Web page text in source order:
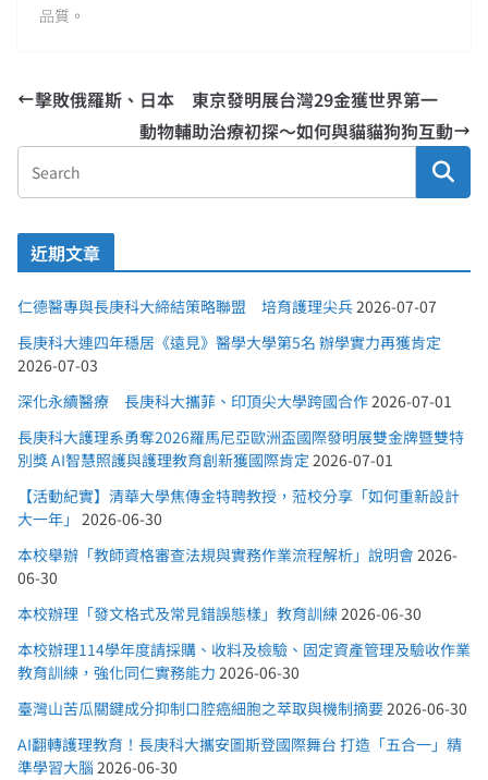
品質。
擊敗俄羅斯、日本 東京發明展台灣29金獲世界第一
動物輔助治療初探〜如何與貓貓狗狗互動
近期文章
仁德醫專與長庚科大締結策略聯盟 培育護理尖兵2026-07-07
長庚科大連四年穩居《遠見》醫學大學第5名 辦學實力再獲肯定
2026-07-03
深化永續醫療 長庚科大攜菲、印頂尖大學跨國合作2026-07-01
長庚科大護理系勇奪2026羅馬尼亞歐洲盃國際發明展雙金牌暨雙特
別獎 AI智慧照護與護理教育創新獲國際肯定 2026-07-01
【活動紀實】清華大學焦傳金特聘教授，蒞校分享「如何重新設計
大一年」 2026-06-30
本校舉辦「教師資格審查法規與實務作業流程解析」說明會2026-
06-30
本校辦理「發文格式及常見錯誤態樣」教育訓練2026-06-30
本校辦理114學年度請採購、收料及檢驗、固定資產管理及驗收作業
教育訓練，強化同仁實務能力 2026-06-30
臺灣山苦瓜關鍵成分抑制口腔癌細胞之萃取與機制摘要2026-06-30
AI翻轉護理教育！長庚科大攜安圖斯登國際舞台 打造「五合一」精
準學習大腦 2026-06-30